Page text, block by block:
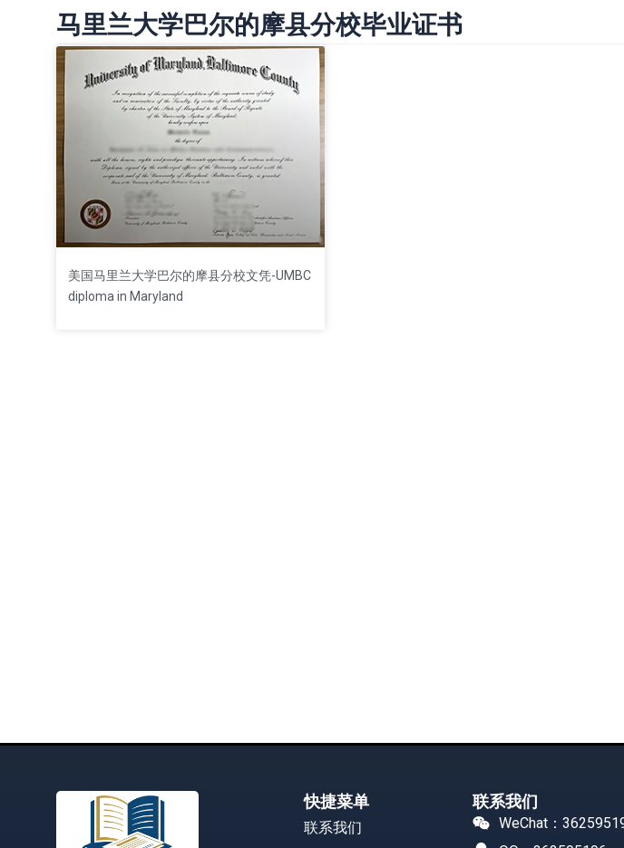
马里兰大学巴尔的摩县分校毕业证书
美国马里兰大学巴尔的摩县分校文凭-UMBC
diploma in Maryland
快捷菜单
联系我们
联系我们
WeChat：